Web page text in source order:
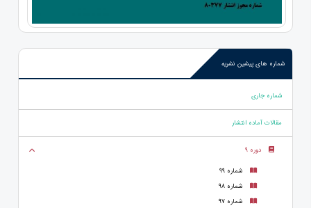
شماره های پیشین نشریه
شماره جاری
مقالات آماده انتشار
دوره 9
شماره 99
شماره 98
شماره 97